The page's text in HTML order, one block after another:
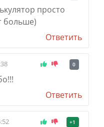
просто
больше)
Ответить
0
Ответить
+1